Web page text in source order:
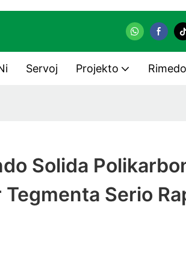
Servoj Projekto Rimedo
Solida
Serio